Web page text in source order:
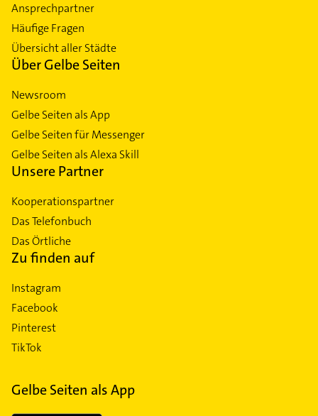
Ansprechpartner
Häufige Fragen
Übersicht aller Städte
Über Gelbe Seiten
Newsroom
Gelbe Seiten als App
Gelbe Seiten für Messenger
Gelbe Seiten als Alexa Skill
Unsere Partner
Kooperationspartner
Das Telefonbuch
Das Örtliche
Zu finden auf
Instagram
Facebook
Pinterest
TikTok
Gelbe Seiten als App